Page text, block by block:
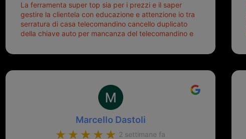
La ferramenta super top sia per i prezzi e il saper
gestire la clientela con educazione e attenzione io tra
serratura di casa telecomandino cancello duplicato
della chiave auto per mancanza del telecomandino e
meglio ferramenta de ostia e poi il prorietario il signor
Marcello Dastoli
2 settimane fa